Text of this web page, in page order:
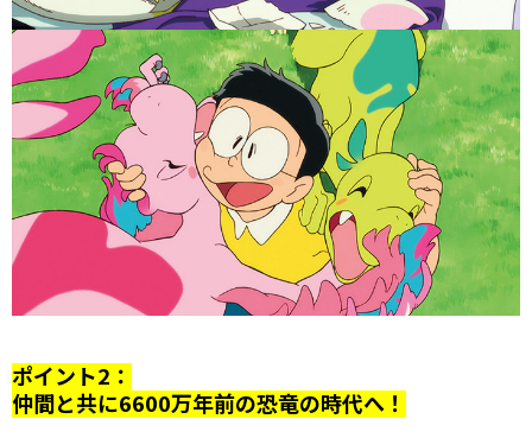
ポイント2：
仲間と共に6600万年前の恐竜の時代へ！